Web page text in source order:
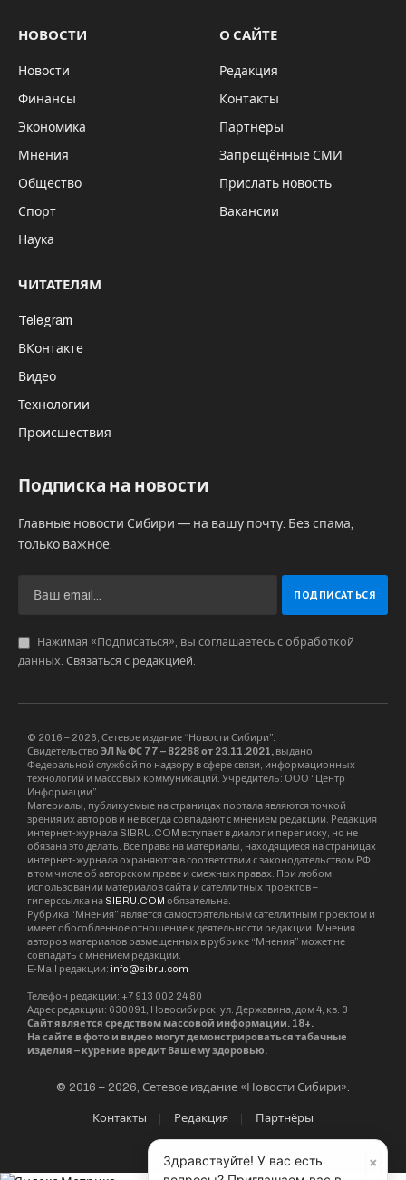
НОВОСТИ
Новости
Финансы
Экономика
Мнения
Общество
Спорт
Наука
О САЙТЕ
Редакция
Контакты
Партнёры
Запрещённые СМИ
Прислать новость
Вакансии
ЧИТАТЕЛЯМ
Telegram
ВКонтакте
Видео
Технологии
Происшествия
Подписка на новости
Главные новости Сибири — на вашу почту. Без спама,
только важное.
Нажимая «Подписаться», вы соглашаетесь с обработкой
данных. Связаться с редакцией.
© 2016 – 2026, Сетевое издание “Новости Сибири”.
Свидетельство ЭЛ № ФС 77 – 82268 от 23.11.2021, выдано
Федеральной службой по надзору в сфере связи, информационных
технологий и массовых коммуникаций. Учредитель: ООО “Центр
Информации”
Материалы, публикуемые на страницах портала являются точкой
зрения их авторов и не всегда совпадают с мнением редакции. Редакция
интернет-журнала SIBRU.COM вступает в диалог и переписку, но не
обязана это делать. Все права на материалы, находящиеся на страницах
интернет-журнала охраняются в соответствии с законодательством РФ,
в том числе об авторском праве и смежных правах. При любом
использовании материалов сайта и сателлитных проектов –
гиперссылка на SIBRU.COM обязательна.
Рубрика “Мнения” является самостоятельным сателлитным проектом и
имеет обособленное отношение к деятельности редакции. Мнения
авторов материалов размещенных в рубрике “Мнения” может не
совпадать с мнением редакции.
E-Mail редакции: info@sibru.com
Телефон редакции: +7 913 002 24 80
Адрес редакции: 630091, Новосибирск, ул. Державина, дом 4, кв. 3
Сайт является средством массовой информации. 18+.
На сайте в фото и видео могут демонстрироваться табачные
изделия – курение вредит Вашему здоровью.
© 2016 – 2026, Сетевое издание «Новости Сибири».
Контакты Редакция Партнёры
×
Здравствуйте! У вас есть